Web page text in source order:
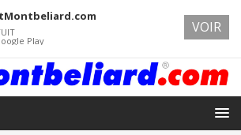
Play
VOIR